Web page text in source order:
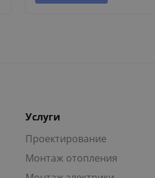
Услуги
Проектирование
Монтаж отопления